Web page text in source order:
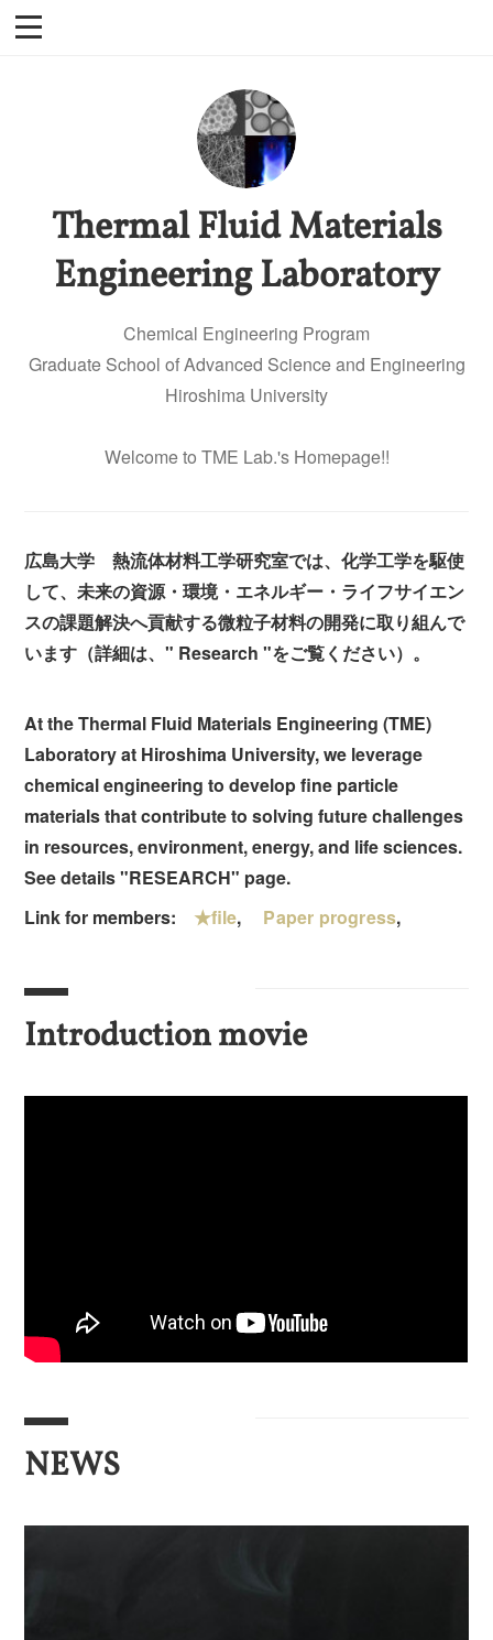
Thermal Fluid Materials
Engineering Laboratory
Chemical Engineering Program
Graduate School of Advanced Science and Engineering
Hiroshima University
Welcome to TME Lab.'s Homepage!!
広島大学 熱流体材料工学研究室では、化学工学を駆使
して、未来の資源・環境・エネルギー・ライフサイエン
スの課題解決へ貢献する微粒子材料の開発に取り組んで
います（詳細は、" Research "をご覧ください）。
At the Thermal Fluid Materials Engineering (TME)
Laboratory at Hiroshima University, we leverage
chemical engineering to develop fine particle
materials that contribute to solving future challenges
in resources, environment, energy, and life sciences.
See details "RESEARCH" page.
Link for members: ★file, Paper progress,
Introduction movie
NEWS